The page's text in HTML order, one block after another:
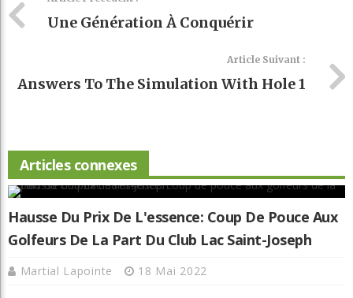
Une Génération À Conquérir
Article Suivant :
Answers To The Simulation With Hole 1
Articles connexes
Hausse Du Prix De L'essence: Coup De Pouce Aux
Golfeurs De La Part Du Club Lac Saint-Joseph
Martial Lapointe 18 Mai 2022